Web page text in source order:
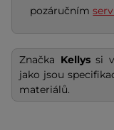
pozáručním
Značka Kellyssi
jako jsou
materiálů.